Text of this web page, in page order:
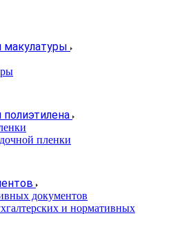
макулатуры
пленки
документов
и нормативных